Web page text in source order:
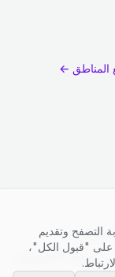
التصفح وتقديم
"قبول الكل"،
←
سياسة الخصوصية